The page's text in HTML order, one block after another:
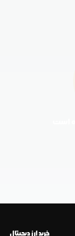
خرید ارز دیجیتال